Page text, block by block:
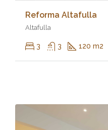
Reforma Altafulla
Altafulla
3 3 120 m2